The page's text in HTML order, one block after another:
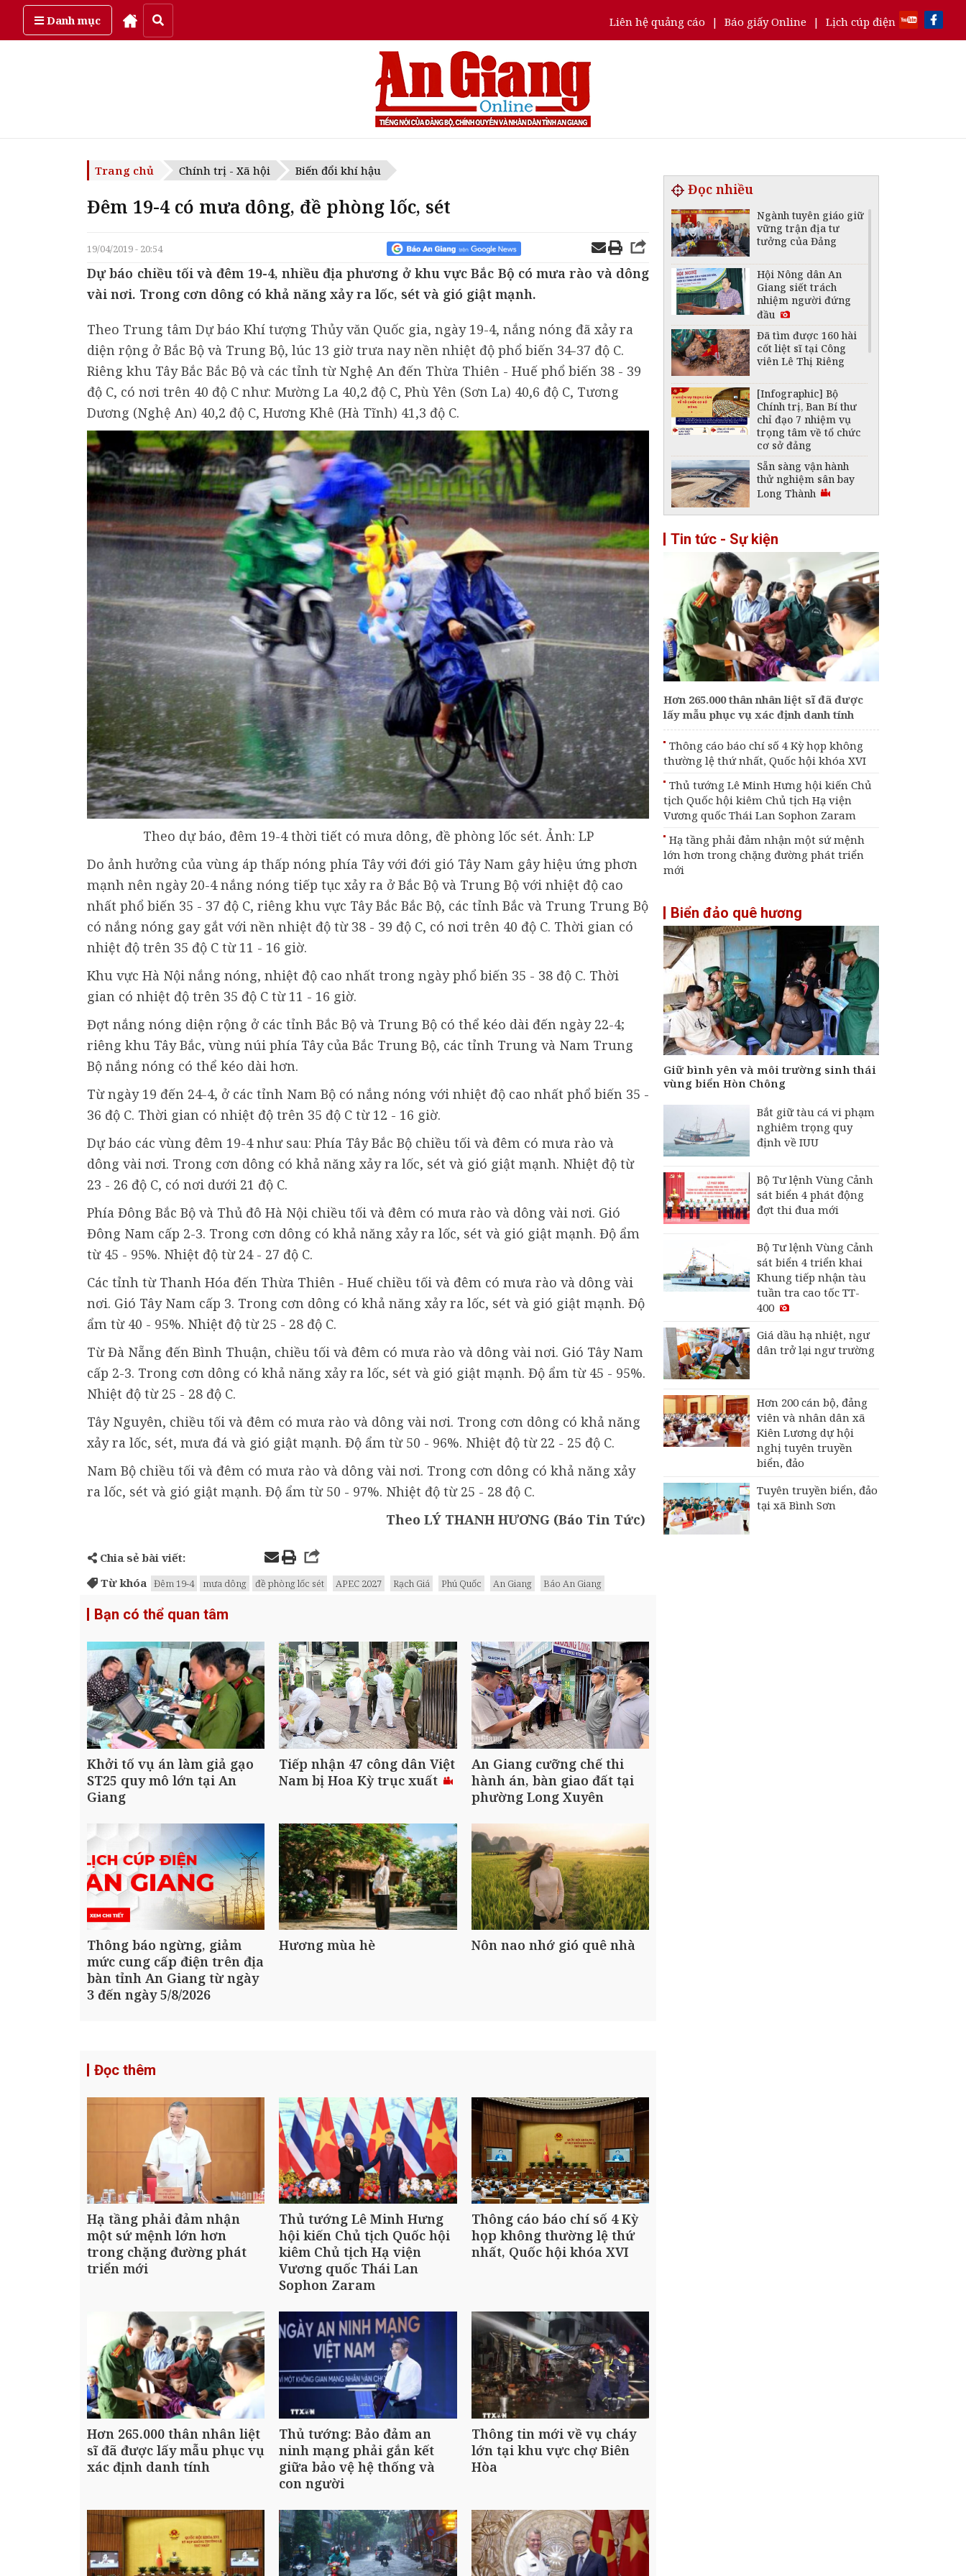
Danh mục Liên hệ quảng cáo | Báo giấy Online | Lịch cúp điện
Thứ năm, ngày 6/08/2026
Trang chủ Chính trị - Xã hội Biến đổi khí hậu
Đêm 19-4 có mưa dông, đề phòng lốc, sét
19/04/2019 - 20:54
Dự báo chiều tối và đêm 19-4, nhiều địa phương ở khu vực Bắc Bộ có mưa rào và dông
vài nơi. Trong cơn dông có khả năng xảy ra lốc, sét và gió giật mạnh.
Theo Trung tâm Dự báo Khí tượng Thủy văn Quốc gia, ngày 19-4, nắng nóng đã xảy ra
diện rộng ở Bắc Bộ và Trung Bộ, lúc 13 giờ trưa nay nền nhiệt độ phổ biến 34-37 độ C.
Riêng khu Tây Bắc Bắc Bộ và các tỉnh từ Nghệ An đến Thừa Thiên - Huế phổ biến 38 - 39
độ C, có nơi trên 40 độ C như: Mường La 40,2 độ C, Phù Yên (Sơn La) 40,6 độ C, Tương
Dương (Nghệ An) 40,2 độ C, Hương Khê (Hà Tĩnh) 41,3 độ C.
Theo dự báo, đêm 19-4 thời tiết có mưa dông, đề phòng lốc sét. Ảnh: LP
Do ảnh hưởng của vùng áp thấp nóng phía Tây với đới gió Tây Nam gây hiệu ứng phơn
mạnh nên ngày 20-4 nắng nóng tiếp tục xảy ra ở Bắc Bộ và Trung Bộ với nhiệt độ cao
nhất phổ biến 35 - 37 độ C, riêng khu vực Tây Bắc Bắc Bộ, các tỉnh Bắc và Trung Trung Bộ
có nắng nóng gay gắt với nền nhiệt độ từ 38 - 39 độ C, có nơi trên 40 độ C. Thời gian có
nhiệt độ trên 35 độ C từ 11 - 16 giờ.
Khu vực Hà Nội nắng nóng, nhiệt độ cao nhất trong ngày phổ biến 35 - 38 độ C. Thời
gian có nhiệt độ trên 35 độ C từ 11 - 16 giờ.
Đợt nắng nóng diện rộng ở các tỉnh Bắc Bộ và Trung Bộ có thể kéo dài đến ngày 22-4;
riêng khu Tây Bắc, vùng núi phía Tây của Bắc Trung Bộ, các tỉnh Trung và Nam Trung
Bộ nắng nóng có thể kéo dài hơn.
Từ ngày 19 đến 24-4, ở các tỉnh Nam Bộ có nắng nóng với nhiệt độ cao nhất phổ biến 35 -
36 độ C. Thời gian có nhiệt độ trên 35 độ C từ 12 - 16 giờ.
Dự báo các vùng đêm 19-4 như sau: Phía Tây Bắc Bộ chiều tối và đêm có mưa rào và
dông vài nơi. Trong cơn dông có khả năng xảy ra lốc, sét và gió giật mạnh. Nhiệt độ từ
23 - 26 độ C, có nơi dưới 21 độ C.
Phía Đông Bắc Bộ và Thủ đô Hà Nội chiều tối và đêm có mưa rào và dông vài nơi. Gió
Đông Nam cấp 2-3. Trong cơn dông có khả năng xảy ra lốc, sét và gió giật mạnh. Độ ẩm
từ 45 - 95%. Nhiệt độ từ 24 - 27 độ C.
Các tỉnh từ Thanh Hóa đến Thừa Thiên - Huế chiều tối và đêm có mưa rào và dông vài
nơi. Gió Tây Nam cấp 3. Trong cơn dông có khả năng xảy ra lốc, sét và gió giật mạnh. Độ
ẩm từ 40 - 95%. Nhiệt độ từ 25 - 28 độ C.
Từ Đà Nẵng đến Bình Thuận, chiều tối và đêm có mưa rào và dông vài nơi. Gió Tây Nam
cấp 2-3. Trong cơn dông có khả năng xảy ra lốc, sét và gió giật mạnh. Độ ẩm từ 45 - 95%.
Nhiệt độ từ 25 - 28 độ C.
Tây Nguyên, chiều tối và đêm có mưa rào và dông vài nơi. Trong cơn dông có khả năng
xảy ra lốc, sét, mưa đá và gió giật mạnh. Độ ẩm từ 50 - 96%. Nhiệt độ từ 22 - 25 độ C.
Nam Bộ chiều tối và đêm có mưa rào và dông vài nơi. Trong cơn dông có khả năng xảy
ra lốc, sét và gió giật mạnh. Độ ẩm từ 50 - 97%. Nhiệt độ từ 25 - 28 độ C.
Theo LÝ THANH HƯƠNG (Báo Tin Tức)
Chia sẻ bài viết:
Từ khóa Đêm 19-4 mưa dông đề phòng lốc sét APEC 2027 Rạch Giá Phú Quốc An Giang Báo An Giang
Bạn có thể quan tâm
Khởi tố vụ án làm giả gạo
ST25 quy mô lớn tại An
Giang
Tiếp nhận 47 công dân Việt
Nam bị Hoa Kỳ trục xuất
An Giang cưỡng chế thi
hành án, bàn giao đất tại
phường Long Xuyên
Thông báo ngừng, giảm
mức cung cấp điện trên địa
bàn tỉnh An Giang từ ngày
3 đến ngày 5/8/2026
Hương mùa hè Nôn nao nhớ gió quê nhà
Đọc thêm
Hạ tầng phải đảm nhận
một sứ mệnh lớn hơn
trong chặng đường phát
triển mới
Thủ tướng Lê Minh Hưng
hội kiến Chủ tịch Quốc hội
kiêm Chủ tịch Hạ viện
Vương quốc Thái Lan
Sophon Zaram
Thông cáo báo chí số 4 Kỳ
họp không thường lệ thứ
nhất, Quốc hội khóa XVI
Hơn 265.000 thân nhân liệt
sĩ đã được lấy mẫu phục vụ
xác định danh tính
Thủ tướng: Bảo đảm an
ninh mạng phải gắn kết
giữa bảo vệ hệ thống và
con người
Thông tin mới về vụ cháy
lớn tại khu vực chợ Biên
Hòa
Đọc nhiều
Ngành tuyên giáo giữ
vững trận địa tư
tưởng của Đảng
Hội Nông dân An
Giang siết trách
nhiệm người đứng
đầu
Đã tìm được 160 hài
cốt liệt sĩ tại Công
viên Lê Thị Riêng
[Infographic] Bộ
Chính trị, Ban Bí thư
chỉ đạo 7 nhiệm vụ
trọng tâm về tổ chức
cơ sở đảng
Sẵn sàng vận hành
thử nghiệm sân bay
Long Thành
Cả nước có mưa dông
trên diện rộng
Xây dựng và phát
triển Việt Nam trở
thành quốc gia biển
mạnh
Nghị quyết 19: Đổi
mới mô hình phát
triển giúp Việt Nam
bứt phá mạnh mẽ
trong kỷ nguyên mới
Đề xuất nhiều cơ chế
đặc thù bảo đảm tiến
độ các dự án phục vụ
APEC 2027
trình quốc gia về bảo
vệ trẻ em giai đoạn
2026-2030
Tin tức - Sự kiện
Hơn 265.000 thân nhân liệt sĩ đã được
lấy mẫu phục vụ xác định danh tính
Thông cáo báo chí số 4 Kỳ họp không
thường lệ thứ nhất, Quốc hội khóa XVI
Thủ tướng Lê Minh Hưng hội kiến Chủ
tịch Quốc hội kiêm Chủ tịch Hạ viện
Vương quốc Thái Lan Sophon Zaram
Hạ tầng phải đảm nhận một sứ mệnh
lớn hơn trong chặng đường phát triển
mới
Biển đảo quê hương
Giữ bình yên và môi trường sinh thái
vùng biển Hòn Chông
Bắt giữ tàu cá vi phạm
nghiêm trọng quy
định về IUU
Bộ Tư lệnh Vùng Cảnh
sát biển 4 phát động
đợt thi đua mới
Bộ Tư lệnh Vùng Cảnh
sát biển 4 triển khai
Khung tiếp nhận tàu
tuần tra cao tốc TT-
400
Giá dầu hạ nhiệt, ngư
dân trở lại ngư trường
Hơn 200 cán bộ, đảng
viên và nhân dân xã
Kiên Lương dự hội
nghị tuyên truyền
biển, đảo
Tuyên truyền biển, đảo
tại xã Bình Sơn